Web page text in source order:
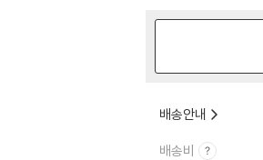
배송안내
배송비